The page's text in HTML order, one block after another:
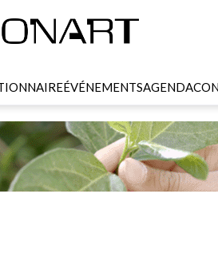
ÉVÉNEMENTSAGENDA